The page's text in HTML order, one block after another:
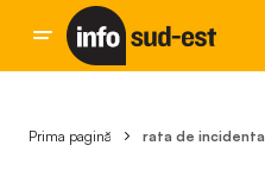
Prima pagină rata de incidenta